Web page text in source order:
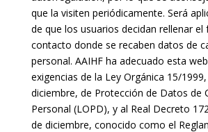
que la visiten periódicamente. Será
de que los usuarios decidan rellenar
contacto donde se recaben datos de
personal. AAIHF ha adecuado esta
exigencias de la Ley Orgánica 15/
diciembre, de Protección de Datos de
Personal (LOPD), y al Real Decreto
de diciembre, conocido como el